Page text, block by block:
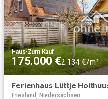
Haus·Zum Kauf
175.000 €2.134 €/m²
Friesland, Niedersachsen